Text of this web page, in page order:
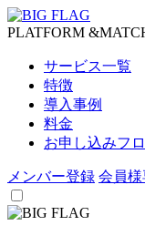
PLATFORM
サービス一覧
特徴
導入事例
料金
お申し込みフ
メンバー登録 会員